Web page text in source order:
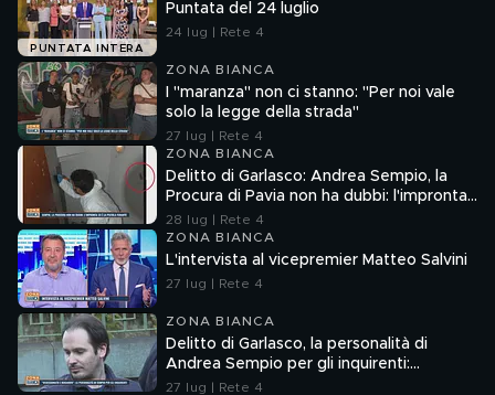
PUNTATA INTERA
Puntata del 24 luglio
24 lug | Rete 4
ZONA BIANCA
I "maranza" non ci stanno: "Per noi vale
solo la legge della strada"
27 lug | Rete 4
ZONA BIANCA
Delitto di Garlasco: Andrea Sempio, la
Procura di Pavia non ha dubbi: l'impronta
33 è la pistola fumante
28 lug | Rete 4
ZONA BIANCA
L'intervista al vicepremier Matteo Salvini
27 lug | Rete 4
ZONA BIANCA
Delitto di Garlasco, la personalità di
Andrea Sempio per gli inquirenti:
"Ossessionato e bugiardo"
27 lug | Rete 4